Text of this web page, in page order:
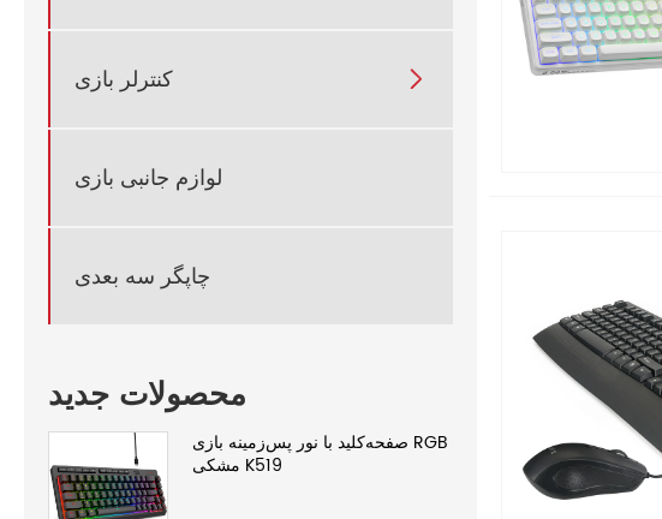
کنترلر بازی 
لوازم جانبی بازی
چاپگر سه بعدی
محصولات جدید
صفحه‌کلید با نور پس‌زمینه بازی RGB
مشکی K519